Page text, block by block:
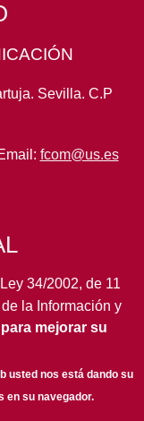
Sevilla. C.P
fcom@us.es
34/2002, de 11
la Información y
otras normas de
de los
de Sevillalos
leer más
mejorar su
usted nos está dando su
en su navegador.